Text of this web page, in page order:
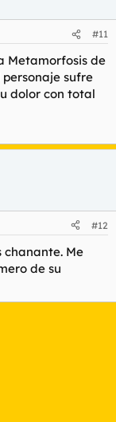
#11
Metamorfosis de
sufre
dolor con total
#12
Me
de su